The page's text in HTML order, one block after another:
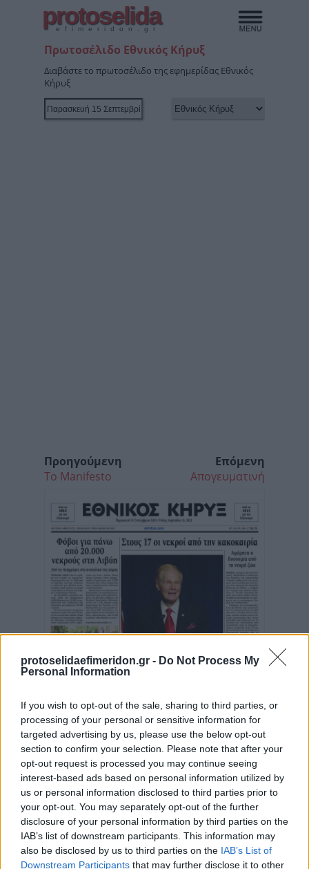
protoselidaefimeridon.gr - Do Not Process My
Personal Information
If you wish to opt-out of the sale, sharing to third parties, or
processing of your personal or sensitive information for
targeted advertising by us, please use the below opt-out
section to confirm your selection. Please note that after your
opt-out request is processed you may continue seeing
interest-based ads based on personal information utilized by
us or personal information disclosed to third parties prior to
your opt-out. You may separately opt-out of the further
disclosure of your personal information by third parties on the
IAB’s list of downstream participants. This information may
also be disclosed by us to third parties on the IAB’s List of
Downstream Participants that may further disclose it to other
protoselida
efimeridon.gr
Πρωτοσέλιδο Εθνικός Κήρυξ
Διαβάστε το πρωτοσέλιδο της εφημερίδας Εθνικός
Κήρυξ
Προηγούμενη
Το Manifesto
Επόμενη
Απογευματινή